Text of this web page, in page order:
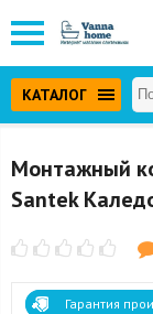
КАТАЛОГ
Монтажный
Santek
Гарантия